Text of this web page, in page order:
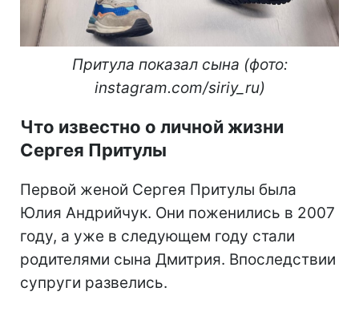
Притула показал сына (фото:
instagram.com/siriy_ru)
Что известно о личной жизни
Сергея Притулы
Первой женой Сергея Притулы была
Юлия Андрийчук. Они поженились в 2007
году, а уже в следующем году стали
родителями сына Дмитрия. Впоследствии
супруги развелись.